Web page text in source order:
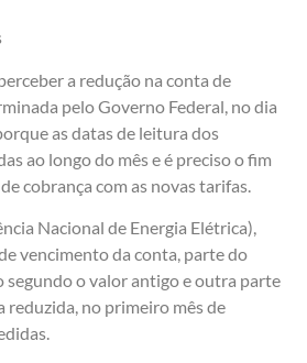
a redução na conta de
pelo Governo Federal, no dia
as datas de leitura dos
ao longo do mês e é preciso o fim
cobrança com as novas tarifas.
Nacional de Energia Elétrica),
vencimento da conta, parte do
segundo o valor antigo e outra parte
reduzida, no primeiro mês de